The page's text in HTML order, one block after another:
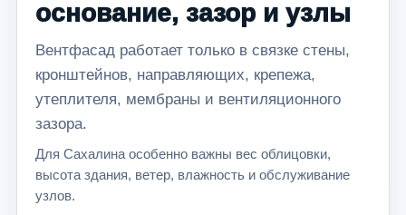
основание, зазор и узлы
Вентфасад работает только в связке стены,
кронштейнов, направляющих, крепежа,
утеплителя, мембраны и вентиляционного
зазора.
Для Сахалина особенно важны вес облицовки,
высота здания, ветер, влажность и обслуживание
узлов.